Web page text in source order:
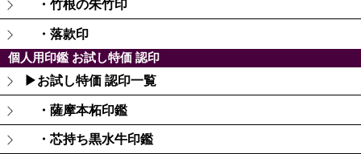
・竹根の朱竹印
・落款印
個人用印鑑 お試し特価 認印
▶お試し特価 認印一覧
・薩摩本柘印鑑
・芯持ち黒水牛印鑑